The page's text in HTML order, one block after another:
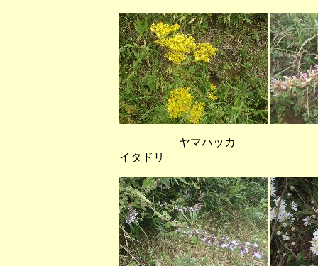
ヤマハッ
イタドリ